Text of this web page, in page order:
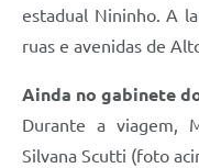
estadual Nininho. A
ruas e avenidas de
Ainda no gabinete
Durante a viagem,
Silvana Scutti (foto